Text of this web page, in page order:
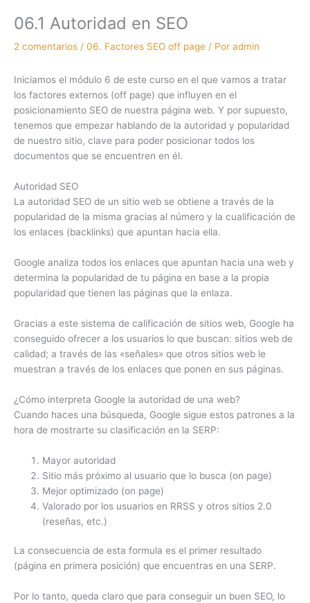
06.1 Autoridad en SEO
2 comentarios / 06. Factores SEO off page / Por admin
Iniciamos el módulo 6 de este curso en el que vamos a tratar
los factores externos (off page) que influyen en el
posicionamiento SEO de nuestra página web. Y por supuesto,
tenemos que empezar hablando de la autoridad y popularidad
de nuestro sitio, clave para poder posicionar todos los
documentos que se encuentren en él.
Autoridad SEO
La autoridad SEO de un sitio web se obtiene a través de la
popularidad de la misma gracias al número y la cualificación de
los enlaces (backlinks) que apuntan hacia ella.
Google analiza todos los enlaces que apuntan hacia una web y
determina la popularidad de tu página en base a la propia
popularidad que tienen las páginas que la enlaza.
Gracias a este sistema de calificación de sitios web, Google ha
conseguido ofrecer a los usuarios lo que buscan: sitios web de
calidad; a través de las «señales» que otros sitios web le
muestran a través de los enlaces que ponen en sus páginas.
¿Cómo interpreta Google la autoridad de una web?
Cuando haces una búsqueda, Google sigue estos patrones a la
hora de mostrarte su clasificación en la SERP:
Mayor autoridad
Sitio más próximo al usuario que lo busca (on page)
Mejor optimizado (on page)
Valorado por los usuarios en RRSS y otros sitios 2.0
(reseñas, etc.)
La consecuencia de esta formula es el primer resultado
(página en primera posición) que encuentras en una SERP.
Por lo tanto, queda claro que para conseguir un buen SEO, lo